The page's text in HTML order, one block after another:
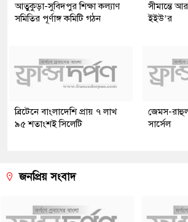
আতুকুড়া-সুবিদপুর শিক্ষা কল্যাণ
সমিতির পূর্ণাঙ্গ কমিটি গঠন
সীমান্তে
ইইউ’র
ব্রিটেনে বাংলাদেশি প্রায় ৭ লাখ
৯৫ শতাংশই সিলেটি
জেমস-
সার্সেল
জনপ্রিয় সংবাদ